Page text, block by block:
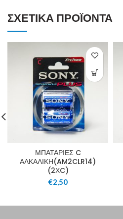
ΣΧΕΤΙΚΆ ΠΡΟΪΌΝΤΑ
ΜΠΑΤΑΡΙΕΣ C
ΑΛΚΑΛΙΚΗ(AM2CLR14)
(2ΧC)
€2,50